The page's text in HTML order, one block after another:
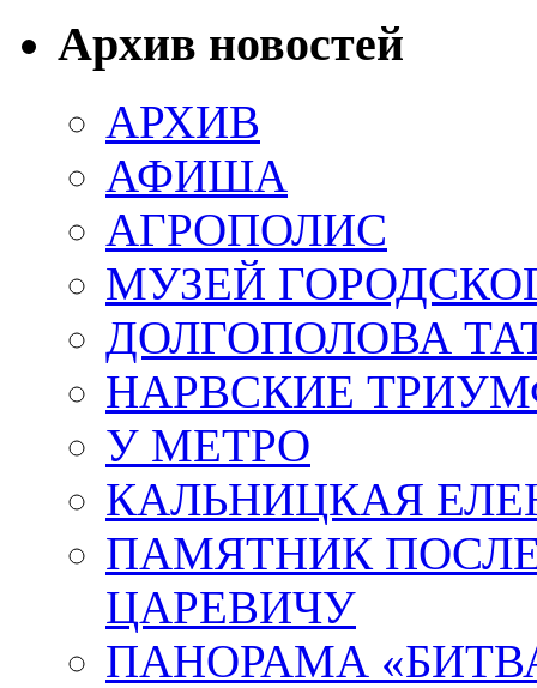
Архив новостей
АРХИВ
АФИША
АГРОПОЛИС
МУЗЕЙ
ДОЛГОПОЛОВА
НАРВСКИЕ
У МЕТРО
КАЛЬНИЦКАЯ
ПАМЯТНИК
ЦАРЕВИЧУ
ПАНОРАМА